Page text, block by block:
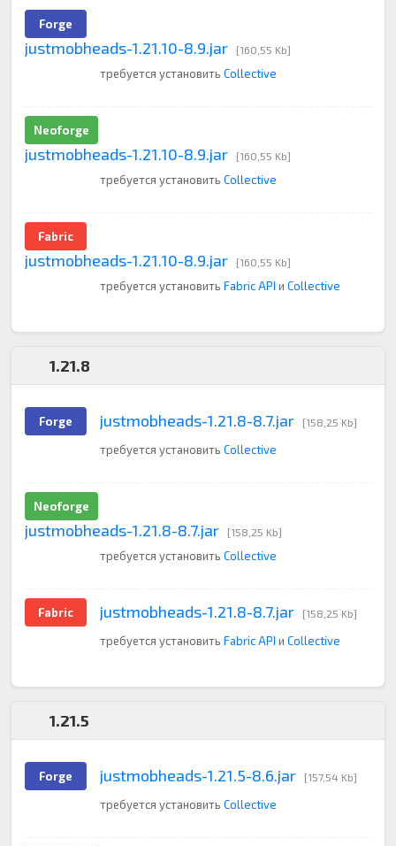
Forge
justmobheads-1.21.10-8.9.jar [160,55 Kb]
требуется установить Collective
Neoforge
justmobheads-1.21.10-8.9.jar [160,55 Kb]
требуется установить Collective
Fabric
justmobheads-1.21.10-8.9.jar [160,55 Kb]
требуется установить Fabric API и Collective
1.21.8
Forge justmobheads-1.21.8-8.7.jar [158,25 Kb]
требуется установить Collective
Neoforge
justmobheads-1.21.8-8.7.jar [158,25 Kb]
требуется установить Collective
Fabric justmobheads-1.21.8-8.7.jar [158,25 Kb]
требуется установить Fabric API и Collective
1.21.5
Forge justmobheads-1.21.5-8.6.jar [157,54 Kb]
требуется установить Collective